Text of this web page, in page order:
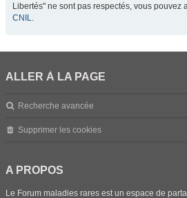
Libertés" ne sont pas respectés, vous pouvez
CNIL.
ALLER À LA PAGE
Recherche avancée
Supprimer les cookies
A PROPOS
Le Forum maladies rares est un espace de